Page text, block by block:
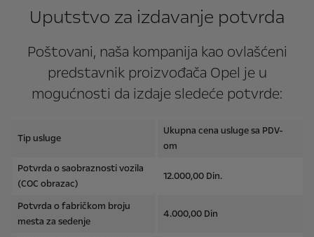
Uputstvo za izdavanje potvrda
Poštovani, naša kompanija kao ovlašćeni
predstavnik proizvođača Opel je u
mogućnosti da izdaje sledeće potvrde:
Tip usluge
Ukupna cena usluge sa PDV-
om
Potvrda o saobraznosti vozila
(COC obrazac)
12.000,00 Din.
Potvrda o fabričkom broju
mesta za sedenje
4.000,00 Din